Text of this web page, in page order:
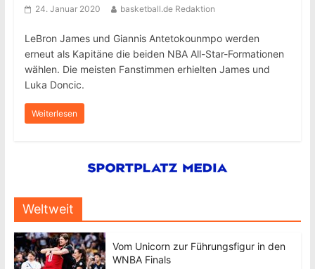
24. Januar 2020 basketball.de Redaktion
LeBron James und Giannis Antetokounmpo werden
erneut als Kapitäne die beiden NBA All-Star-Formationen
wählen. Die meisten Fanstimmen erhielten James und
Luka Doncic.
Weiterlesen
Weltweit
Vom Unicorn zur Führungsfigur in den
WNBA Finals